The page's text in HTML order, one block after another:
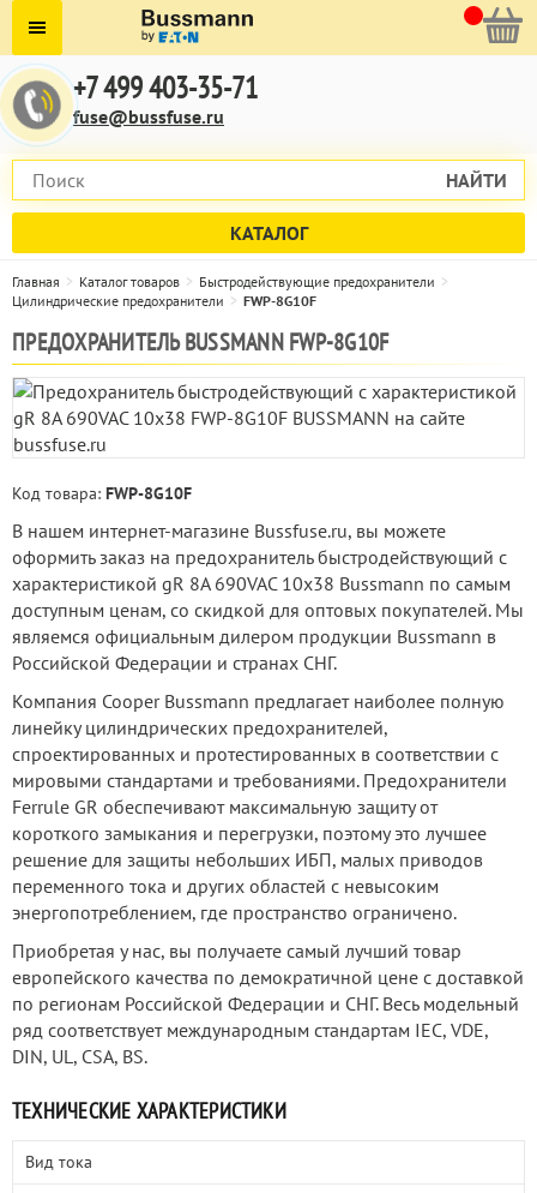
+7 499 403-35-71
fuse@bussfuse.ru
НАЙТИ
КАТАЛОГ
Главная Каталог товаров
Быстродействующие предохранители
Цилиндрические предохранители
FWP-8G10F
ПРЕДОХРАНИТЕЛЬ BUSSMANN FWP-8G10F
Код товара: FWP-8G10F
В нашем интернет-магазине Bussfuse.ru, вы можете
оформить заказ на предохранитель быстродействующий с
характеристикой gR 8A 690VAC 10x38 Bussmann по самым
доступным ценам, со скидкой для оптовых покупателей. Мы
являемся официальным дилером продукции Bussmann в
Российской Федерации и странах СНГ.
Компания Cooper Bussmann предлагает наиболее полную
линейку цилиндрических предохранителей,
спроектированных и протестированных в соответствии с
мировыми стандартами и требованиями. Предохранители
Ferrule GR обеспечивают максимальную защиту от
короткого замыкания и перегрузки, поэтому это лучшее
решение для защиты небольших ИБП, малых приводов
переменного тока и других областей с невысоким
энергопотреблением, где пространство ограничено.
Приобретая у нас, вы получаете самый лучший товар
европейского качества по демократичной цене с доставкой
по регионам Российской Федерации и СНГ. Весь модельный
ряд соответствует международным стандартам IEC, VDE,
DIN, UL, CSA, BS.
ТЕХНИЧЕСКИЕ ХАРАКТЕРИСТИКИ
Вид тока